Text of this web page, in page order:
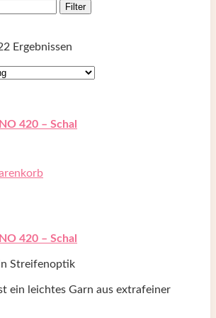
Filter
Ergebnissen
420 – Schal
420 – Schal
Streifenoptik
ein leichtes Garn aus extrafeiner